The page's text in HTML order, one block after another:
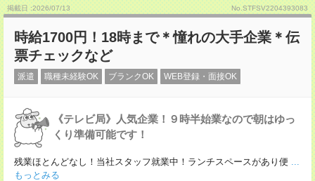
掲載日 :2026/07/13 No.STFSV2204393083
時給1700円！18時まで＊憧れの大手企業＊伝
票チェックなど
派遣 職種未経験OK ブランクOK WEB登録・面接OK
《テレビ局》人気企業！９時半始業なので朝はゆっ
くり準備可能です！
残業ほとんどなし！当社スタッフ就業中！ランチスペースがあり便 ...
もっとみる